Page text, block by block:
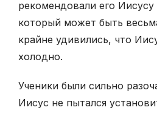
рекомендовали его Иисусу
который может быть
крайне удивились, что
холодно.
Ученики были сильно
Иисус не пытался